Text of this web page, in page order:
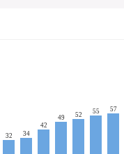
32 34
42
49 52 55 57